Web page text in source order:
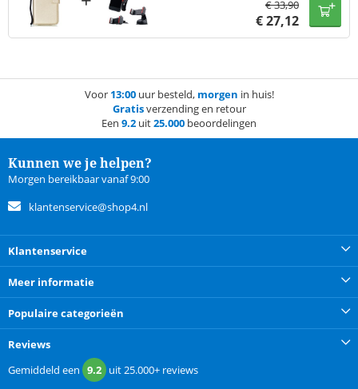
€33,90
€27,12
Voor 13:00uur besteld, morgen in huis!
Gratisverzending en retour
Een 9.2 uit25.000 beoordelingen
Kunnen we je helpen?
Morgen bereikbaar vanaf 9:00
klantenservice@shop4.nl
Klantenservice
Meer informatie
Populaire categorieën
Reviews
Gemiddeld een 9.2 uit25.000+ reviews